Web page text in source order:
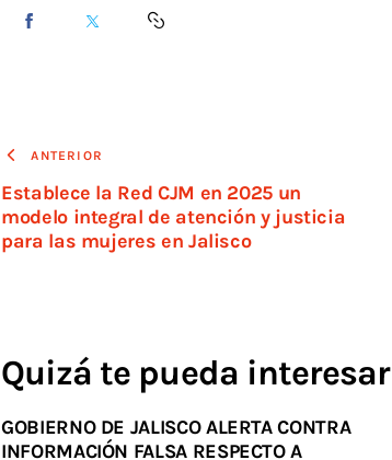
ANTERIOR
Establece la Red CJM en 2025 un
modelo integral de atención y justicia
para las mujeres en Jalisco
Quizá te pueda interesar
GOBIERNO DE JALISCO ALERTA CONTRA
INFORMACIÓN FALSA RESPECTO A